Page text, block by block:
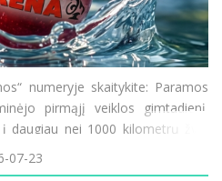
numeryje skaitykite: Paramos
pirmąjį veiklos gimtadienį.
daugiau nei 1000 kilometrų žygį
Rokiškio ligoninės
07-23